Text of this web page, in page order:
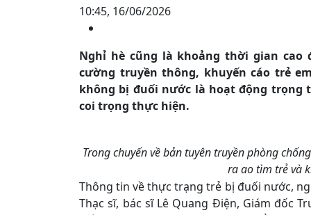
10:45, 16/06/2026
Nghỉ hè cũng là khoảng thời gian cao
cường truyền thông, khuyến cáo trẻ
không bị đuối nước là hoạt động trọng
coi trọng thực hiện.
Trong chuyến về bản tuyên truyền phòng
ra ao tìm trẻ và
Thông tin về thực trạng trẻ bị đuối nước,
Thạc sĩ, bác sĩ Lê Quang Điện, Giám đốc